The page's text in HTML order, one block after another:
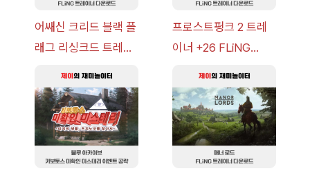
어쌔신 크리드 블랙 플
래그 리싱크드 트레이
v1.0+] 다운로드
프로스트펑크 2 트레
이너 +26 FLiNG
드